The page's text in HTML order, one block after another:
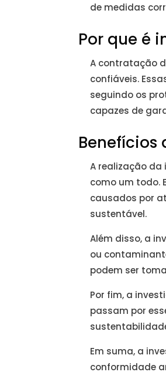
de medidas
Por que é
A contratação
confiáveis.
seguindo os
capazes de
Benefícios
A realização da
como um todo.
causados por
sustentável.
Além disso, a
ou
podem ser
Por fim, a
passam por
Em suma, a
conformidade